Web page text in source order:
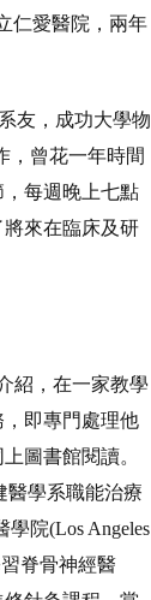
仁愛醫院，兩年
友，成功大學物
，曾花一年時間
每週晚上七點
來在臨床及研
紹，在一家教學
即專門處理他
圖書館閱讀。
醫學系職能治療
院(Los Angeles
習脊骨神經醫